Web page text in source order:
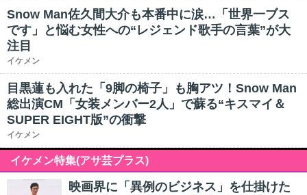
Snow Man佐久間大介も本番中に涙…「世界一ブス
です」と悩む女性への“レジェンド歌手の言葉”が大
注目
イケメン
目黒蓮も入れた「9脚の椅子」も胸アツ！Snow Man
総出演CM「女装メンバー2人」で蘇る“キスマイ＆
SUPER EIGHT版”の衝撃
イケメン
イケメン特集(アサ芸プラス)
映画界に「異例のビジネス」を仕掛けた